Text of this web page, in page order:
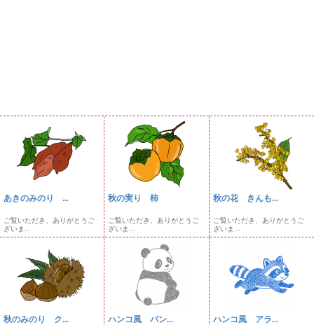
あきのみのり ...
ご覧いただき、ありがとうご
ざいま...
秋の実り 柿
ご覧いただき、ありがとうご
ざいま...
秋の花 きんも...
ご覧いただき、ありがとうご
ざいま...
秋のみのり ク... ハンコ風 パン... ハンコ風 アラ...